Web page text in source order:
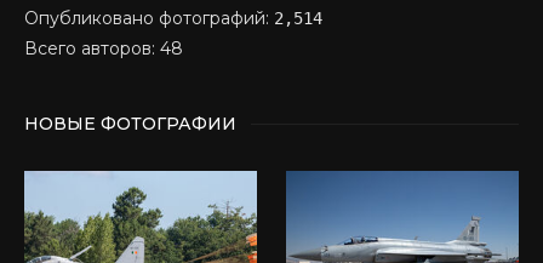
Опубликовано фотографий: 2,514
Всего авторов: 48
НОВЫЕ ФОТОГРАФИИ